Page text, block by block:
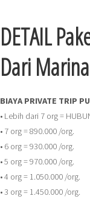
DETAIL
Dari
BIAYA PRIVATE TRIP
• Lebih dari 7 org =
• 7 org = 890.000 /org.
• 6 org = 930.000 /org.
• 5 org = 970.000 /org.
• 4 org = 1.050.000 /org.
• 3 org = 1.450.000 /org.